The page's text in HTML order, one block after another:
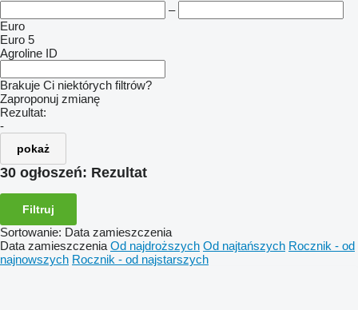
–
Euro
Euro 5
Agroline ID
Brakuje Ci niektórych filtrów?
Zaproponuj zmianę
Rezultat:
-
pokaż
30 ogłoszeń: Rezultat
Filtruj
Sortowanie: Data zamieszczenia
Data zamieszczenia Od najdroższych Od najtańszych Rocznik - od
najnowszych Rocznik - od najstarszych